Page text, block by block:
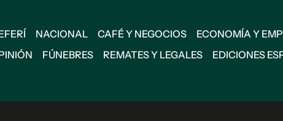
NACIONAL CAFÉ Y NEGOCIOS ECONOMÍA Y
FÚNEBRES REMATES Y LEGALES EDICIONES